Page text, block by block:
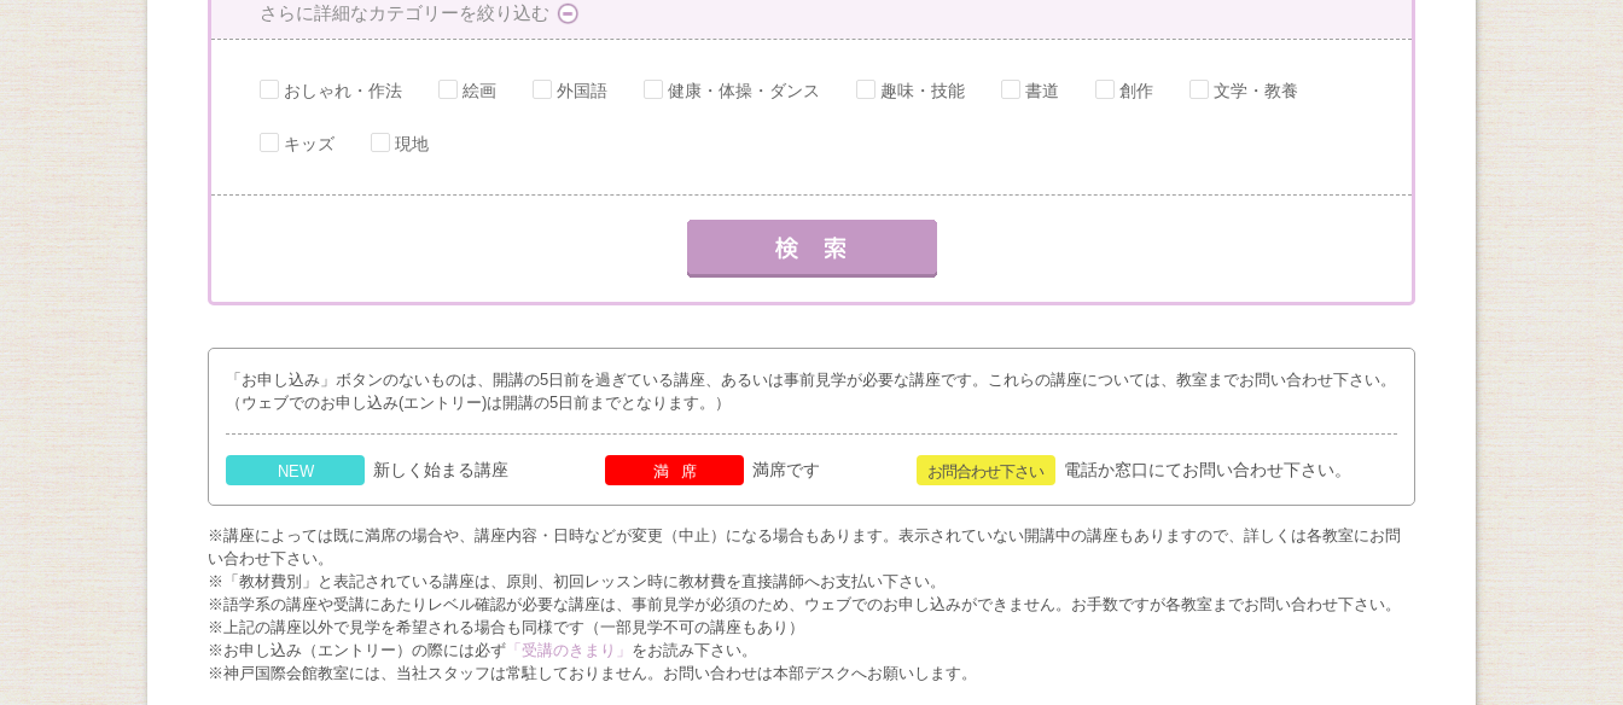
さらに詳細なカテゴリーを絞り込む
おしゃれ・作法 絵画 外国語 健康・体操・ダンス 趣味・技能 書道 創作 文学・教養
キッズ 現地
「お申し込み」ボタンのないものは、開講の5日前を過ぎている講座、あるいは事前見学が必要な講座です。これらの講座については、教室までお問い合わせ下さい。
（ウェブでのお申し込み(エントリー)は開講の5日前までとなります。）
NEW 新しく始まる講座 満席 満席です お問合わせ下さい 電話か窓口にてお問い合わせ下さい。
※講座によっては既に満席の場合や、講座内容・日時などが変更（中止）になる場合もあります。表示されていない開講中の講座もありますので、詳しくは各教室にお問
い合わせ下さい。
※「教材費別」と表記されている講座は、原則、初回レッスン時に教材費を直接講師へお支払い下さい。
※語学系の講座や受講にあたりレベル確認が必要な講座は、事前見学が必須のため、ウェブでのお申し込みができません。お手数ですが各教室までお問い合わせ下さい。
※上記の講座以外で見学を希望される場合も同様です（一部見学不可の講座もあり）
※お申し込み（エントリー）の際には必ず 「受講のきまり」 をお読み下さい。
※神戸国際会館教室には、当社スタッフは常駐しておりません。お問い合わせは本部デスクへお願いします。